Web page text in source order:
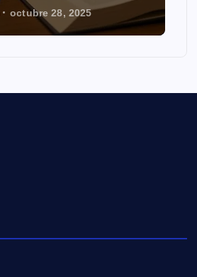
octubre 28, 2025